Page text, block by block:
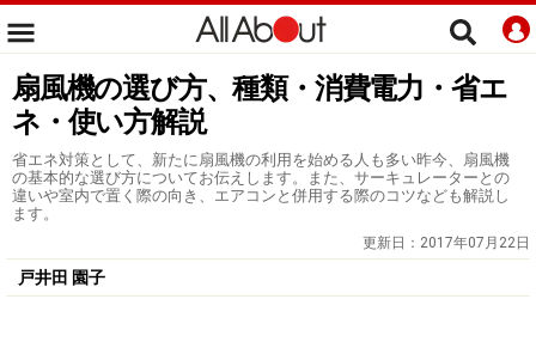
扇風機の選び方、種類・消費電力・省エ
ネ・使い方解説
省エネ対策として、新たに扇風機の利用を始める人も多い昨今、扇風機
の基本的な選び方についてお伝えします。また、サーキュレーターとの
違いや室内で置く際の向き、エアコンと併用する際のコツなども解説し
ます。
更新日： 2017年07月22日
戸井田 園子